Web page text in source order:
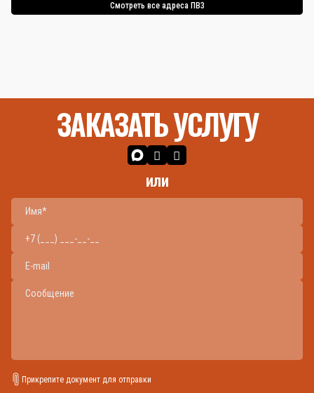
Смотреть все адреса ПВЗ
ЗАКАЗАТЬ УСЛУГУ
или
Прикрепите документ для отправки